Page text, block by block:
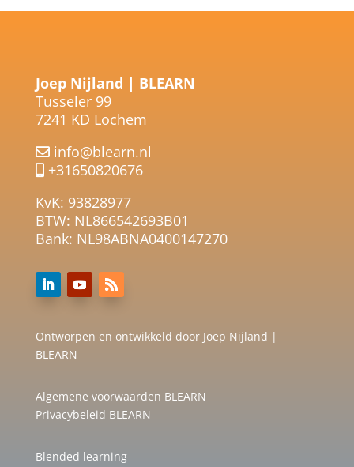
Joep Nijland | BLEARN
Tusseler 99
7241 KD Lochem
info@blearn.nl
+31650820676
KvK: 93828977
BTW: NL866542693B01
Bank: NL98ABNA0400147270
Ontworpen en ontwikkeld door Joep Nijland |
BLEARN
Algemene voorwaarden BLEARN
Privacybeleid BLEARN
Blended learning